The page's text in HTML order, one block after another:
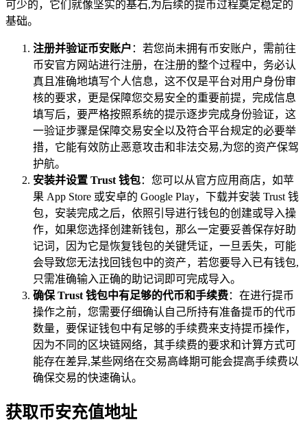
可少的，它们就像坚实的基石,为后续的提币过程奠定稳定的
基础。
注册并验证币安账户 ：若您尚未拥有币安账户，需前往
币安官方网站进行注册，在注册的整个过程中，务必认
真且准确地填写个人信息，这不仅是平台对用户身份审
核的要求，更是保障您交易安全的重要前提，完成信息
填写后，要严格按照系统的提示逐步完成身份验证，这
一验证步骤是保障交易安全以及符合平台规定的必要举
措，它能有效防止恶意攻击和非法交易,为您的资产保驾
护航。
安装并设置 Trust 钱包：您可以从官方应用商店，如苹
果 App Store 或安卓的 Google Play，下载并安装 Trust 钱
包，安装完成之后，依照引导进行钱包的创建或导入操
作，如果您选择创建新钱包，那么一定要妥善保存好助
记词，因为它是恢复钱包的关键凭证，一旦丢失，可能
会导致您无法找回钱包中的资产，若您要导入已有钱包,
只需准确输入正确的助记词即可完成导入。
确保 Trust 钱包中有足够的代币和手续费：在进行提币
操作之前，您需要仔细确认自己所持有准备提币的代币
数量，要保证钱包中有足够的手续费来支持提币操作，
因为不同的区块链网络，其手续费的要求和计算方式可
能存在差异,某些网络在交易高峰期可能会提高手续费以
确保交易的快速确认。
获取币安充值地址